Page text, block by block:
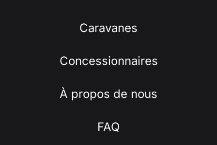
Caravanes
Concessionnaires
À propos de nous
FAQ